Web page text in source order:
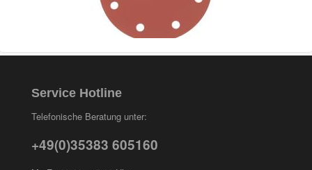
Service Hotline
Telefonische Beratung unter:
+49(0)35383 605160